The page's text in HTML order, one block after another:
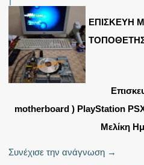
ΕΠΙΣΚΕΥΗ
motherboard ) PlayStation
Μελίκη
Συνέχισε την ανάγνωση →